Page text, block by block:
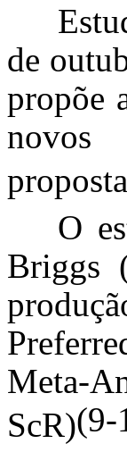
de
propõe
novos
proposta
O
Briggs
Meta-
ScR)(9-